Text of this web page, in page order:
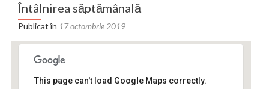
Întâlnirea săptămânală
Publicat în 17 octombrie 2019
This page can't load Google Maps correctly.